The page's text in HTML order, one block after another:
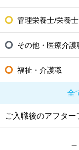
管理栄養士/栄養士
その他・医療介護
福祉・介護職
全
ご入職後のアフター